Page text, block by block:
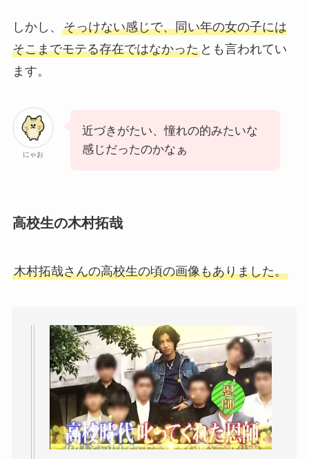
しかし、 そっけない感じで、同い年の女の子には
そこまでモテる存在ではなかったとも言われてい
ます。
にゃお
近づきがたい、憧れの的みたいな
感じだったのかなぁ
高校生の木村拓哉
木村拓哉さんの高校生の頃の画像もありました。